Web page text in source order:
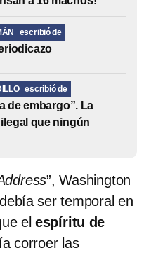
escribió de
escribió de
de embargo”. La
que ningún
”, Washington
ser temporal en
el espíritu de
corroer las